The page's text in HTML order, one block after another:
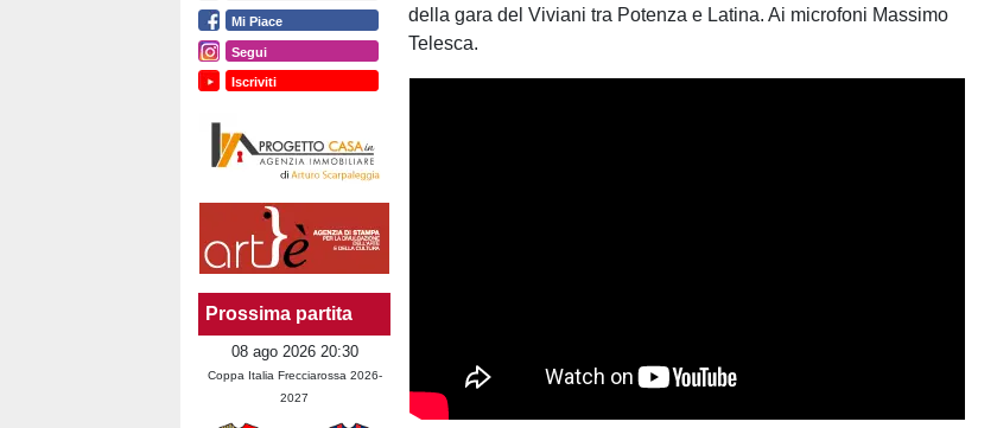
Mi Piace
Segui
Iscriviti
Prossima partita
08 ago 2026 20:30
Coppa Italia Frecciarossa 2026-
2027
della gara del Viviani tra Potenza e Latina. Ai microfoni Massimo
Telesca.